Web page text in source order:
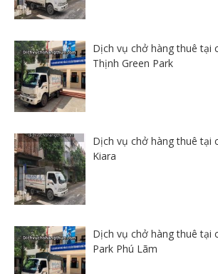
Dịch vụ chở hàng thuê tại
Thịnh Green Park
Dịch vụ chở hàng thuê tại
Kiara
Dịch vụ chở hàng thuê tại
Park Phú Lãm